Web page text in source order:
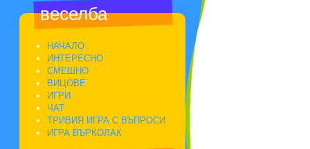
веселба
НАЧАЛО
ИНТЕРЕСНО
СМЕШНО
ВИЦОВЕ
ИГРИ
ЧАТ
ТРИВИЯ ИГРА С ВЪПРОСИ
ИГРА ВЪРКОЛАК